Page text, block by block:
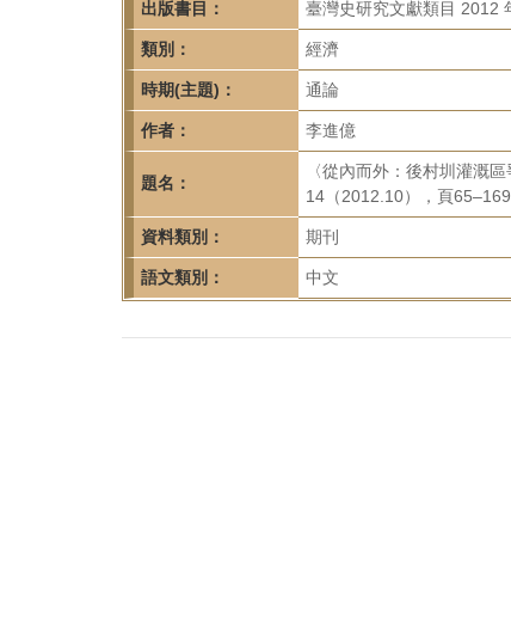
所-
首
頁
出版書目： 臺灣史研究文獻類目 2012
類別： 經濟
時期(主題)： 通論
作者： 李進億
題名：
〈從內而外：後村圳灌溉
14（2012.10），頁65–169
資料類別： 期刊
語文類別： 中文